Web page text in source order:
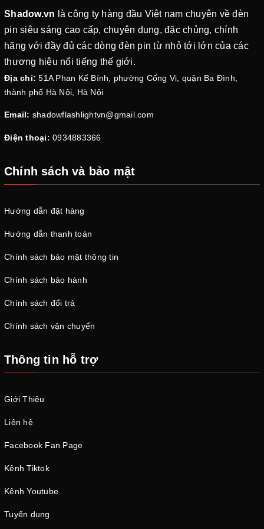
Shadow.vn là công ty hàng đầu Việt nam chuyên về đèn
pin siêu sáng cao cấp, chuyên dụng, đặc chủng, chính
hãng với đầy đủ các dòng đèn pin từ nhỏ tới lớn của các
thương hiệu nổi tiếng thế giới.
Địa chỉ: 51A Phan Kế Bính, phường Cống Vị, quận Ba Đình,
thành phố Hà Nội, Hà Nội
Email: shadowflashlightvn@gmail.com
Điện thoại: 0934883366
Chính sách và bảo mật
Hướng dẫn đặt hàng
Hướng dẫn thanh toán
Chính sách bảo mật thông tin
Chính sách bảo hành
Chính sách đổi trả
Chính sách vận chuyển
Thông tin hỗ trợ
Giới Thiệu
Liên hệ
Facebook Fan Page
Kênh Tiktok
Kênh Youtube
Tuyển dụng